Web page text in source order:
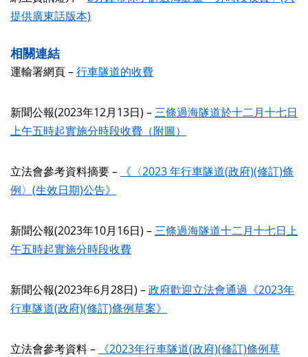
提供廣東話版本)
相關連結
運輸署網頁–行車隧道的收費
新聞公報(2023年12月13日) –三條過海隧道於十二月十七日
上午五時起實施分時段收費（附圖）
立法會參考資料摘要– 《〈2023 年行車隧道(政府)(修訂)條
例〉(生效日期)公告》
新聞公報(2023年10月16日) –三條過海隧道十二月十七日上
午五時起實施分時段收費
新聞公報(2023年6月28日) –政府歡迎立法會通過《2023年
行車隧道(政府)(修訂)條例草案》
立法會參考資料 – 《2023年行車隧道(政府)(修訂)條例草